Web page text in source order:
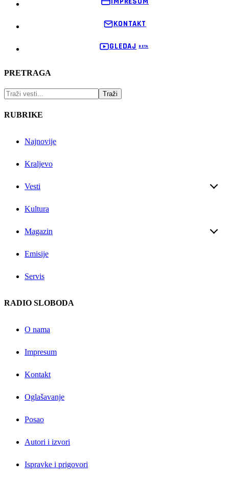
KONTAKT
GLEDAJ
PRETRAGA
RUBRIKE
Najnovije
Kraljevo
Vesti
Kultura
Magazin
Emisije
Servis
RADIO SLOBODA
O nama
Impresum
Kontakt
Oglašavanje
Posao
Autori i izvori
Ispravke i prigovori